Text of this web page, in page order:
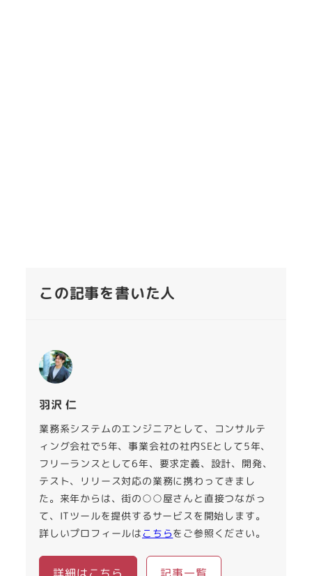
この記事を書いた人
羽沢 仁
業務系システムのエンジニアとして、コンサルテ
ィング会社で5年、事業会社の社内SEとして5年、
フリーランスとして6年、要求定義、設計、開発、
テスト、リリース対応の業務に携わってきまし
た。来年からは、街の○○屋さんと直接つながっ
て、ITツールを提供するサービスを開始します。
詳しいプロフィールはこちらをご参照ください。